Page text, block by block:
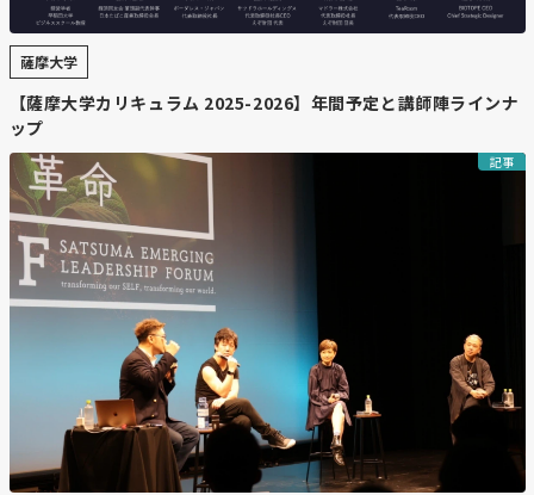
・人権と支援の視点
市民団体は「自分の体を自分で決める権利」に関わると強
調。年齢制限は設けられないが、中高生にとっては対面購
入が心理的ハードルに。支援団体や相談窓口の周知も重要
とされ、医師は服薬後の受診を勧めている。
【コメント】
スイッチOTCと言われ医師の処方箋が必要な医療用薬品か
ら薬剤師が提供できる市販薬に移行していく流れで有名な
薬で言うとロキソニンやリアップなどが過去これにあたり
ます。この緊急避妊薬だけでなく今かなりの数がリストア
ップされています。これは長年医師会と薬剤師会やOTC薬
会、我々ドラッグストア協会など様々な駆け引きが長年行
われていますが、ここに来て医療費削減や世代交代などを
経て速度が上がりそうな雰囲気です。ただここは11月下旬
の結果を待たないとなんとも言えないでしょう。
薩摩大学
【薩摩大学カリキュラム 2025-2026】年間予定と講師陣ラインナ
ップ
記事